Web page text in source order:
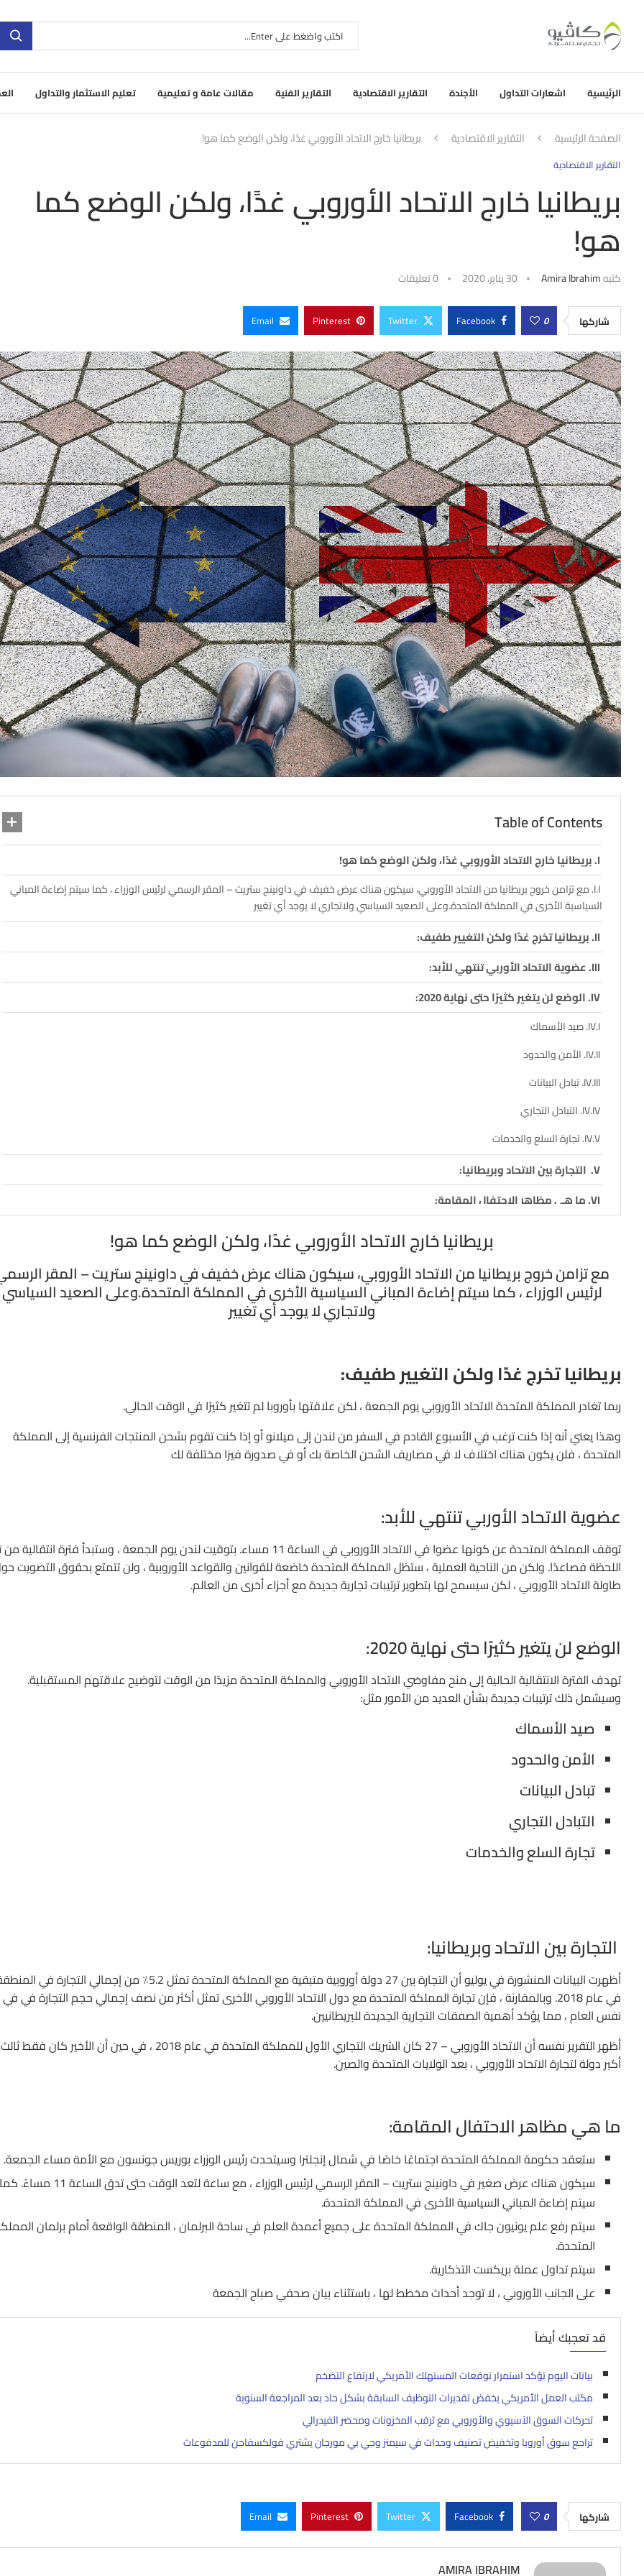
الرئيسية اشعارات التداول الأجندة التقارير الاقتصادية التقارير الفنية مقالات عامة و تعليمية تعليم الاستثمار والتداول
الصفحة الرئيسية التقارير الاقتصادية بريطانيا خارج الاتحاد الأوروبي غدًا، ولكن الوضع كما هو!
التقارير الاقتصادية
بريطانيا خارج الاتحاد الأوروبي غدًا، ولكن الوضع كما
هو!
كتبهAmira Ibrahim 30 يناير، 2020 0 تعليقات
شاركها 0
Facebook
Twitter
Pinterest
Email
Table of Contents
بريطانيا خارج الاتحاد الأوروبي غدًا، ولكن الوضع كما هو!
مع تزامن خروج بريطانيا من الاتحاد الأوروبي، سيكون هناك عرض خفيف في داونينج ستريت – المقر الرسمي لرئيس الوزراء ، كما سيتم إضاءة المباني
السياسية الأخرى في المملكة المتحدة.وعلى الصعيد السياسي ولاتجاري لا يوجد أي تغيير
بريطانيا تخرج غدّا ولكن التغيير طفيف:
عضوية الاتحاد الأوربي تنتهي للأبد:
الوضع لن يتغير كثيرًا حتى نهاية 2020:
صيد الأسماك
الأمن والحدود
تبادل البيانات
التبادل التجاري
تجارة السلع والخدمات
التجارة بين الاتحاد وبريطانيا:
ما هي مظاهر الاحتفال المقامة:
بريطانيا خارج الاتحاد الأوروبي غدًا، ولكن الوضع كما هو!
مع تزامن خروج بريطانيا من الاتحاد الأوروبي، سيكون هناك عرض خفيف في داونينج ستريت – المقر
لرئيس الوزراء ، كما سيتم إضاءة المباني السياسية الأخرى في المملكة المتحدة.وعلى الصعيد السياسي
ولاتجاري لا يوجد أي تغيير
بريطانيا تخرج غدّا ولكن التغيير طفيف:
ربما تغادر المملكة المتحدة الاتحاد الأوروبي يوم الجمعة ، لكن علاقتها بأوروبا لم تتغير كثيرًا في الوقت الحالي.
وهذا يعني أنه إذا كنت ترغب في الأسبوع القادم في السفر من لندن إلى ميلانو أو إذا كنت تقوم بشحن المنتجات الفرنسية إلى المملكة
المتحدة ، فلن يكون هناك اختلاف لا في مصاريف الشحن الخاصة بك أو في صدورة فيزا مختلفة لك
عضوية الاتحاد الأوربي تنتهي للأبد:
توقف المملكة المتحدة عن كونها عضوا في الاتحاد الأوروبي في الساعة 11 مساء. بتوقيت لندن يوم الجمعة ، وستبدأ فترة
اللحظة فصاعدًا. ولكن من الناحية العملية ، ستظل المملكة المتحدة خاضعة للقوانين والقواعد الأوروبية ، ولن تتمتع بحقوق التصويت
طاولة الاتحاد الأوروبي ، لكن سيسمح لها بتطوير ترتيبات تجارية جديدة مع أجزاء أخرى من العالم.
الوضع لن يتغير كثيرًا حتى نهاية 2020:
تهدف الفترة الانتقالية الحالية إلى منح مفاوضي الاتحاد الأوروبي والمملكة المتحدة مزيدًا من الوقت لتوضيح علاقتهم المستقبلية.
وسيشمل ذلك ترتيبات جديدة بشأن العديد من الأمور مثل:
صيد الأسماك
الأمن والحدود
تبادل البيانات
التبادل التجاري
تجارة السلع والخدمات
التجارة بين الاتحاد وبريطانيا:
أظهرت البيانات المنشورة في يوليو أن التجارة بين 27 دولة أوروبية متبقية مع المملكة المتحدة تمثل 5.2٪ من إجمالي التجارة في
في عام 2018. وبالمقارنة ، فإن تجارة المملكة المتحدة مع دول الاتحاد الأوروبي الأخرى تمثل أكثر من نصف إجمالي حجم التجارة في في
نفس العام ، مما يؤكد أهمية الصفقات التجارية الجديدة للبريطانيين.
أظهر التقرير نفسه أن الاتحاد الأوروبي – 27 كان الشريك التجاري الأول للمملكة المتحدة في عام 2018 ، في حين أن الأخير كان فقط ثالث
أكبر دولة لتجارة الاتحاد الأوروبي ، بعد الولايات المتحدة والصين.
ما هي مظاهر الاحتفال المقامة:
ستعقد حكومة المملكة المتحدة اجتماعًا خاصًا في شمال إنجلترا وسيتحدث رئيس الوزراء بوريس جونسون مع الأمة مساء الجمعة.
سيكون هناك عرض صغير في داونينج ستريت – المقر الرسمي لرئيس الوزراء ، مع ساعة لتعد الوقت حتى تدق الساعة 11 مساءً. كما
سيتم إضاءة المباني السياسية الأخرى في المملكة المتحدة.
سيتم رفع علم يونيون جاك في المملكة المتحدة على جميع أعمدة العلم في ساحة البرلمان ، المنطقة الواقعة أمام برلمان
المتحدة.
سيتم تداول عملة بريكست التذكارية.
على الجانب الأوروبي ، لا توجد أحداث مخطط لها ، باستثناء بيان صحفي صباح الجمعة
قد تعجبك أيضاً
بيانات اليوم تؤكد استمرار توقعات المستهلك الأمريكي لارتفاع التضخم
مكتب العمل الأمريكي يخفض تقديرات التوظيف السابقة بشكل حاد بعد المراجعة السنوية
تحركات السوق الآسيوي والأوروبي مع ترقب المخزونات ومحضر الفيدرالي
تراجع سوق أوروبا وتخفيض تصنيف وحدات في سيمنز وجي بي مورجان يشتري فولكسفاجن للمدفوعات
شاركها 0
Facebook
Twitter
Pinterest
Email
AMIRA IBRAHIM